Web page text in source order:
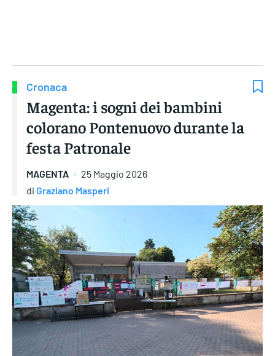
Cronaca
Magenta: i sogni dei bambini
colorano Pontenuovo durante la
festa Patronale
MAGENTA
25 Maggio 2026
di Graziano Masperi